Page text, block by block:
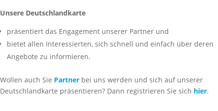
Unsere Deutschlandkarte
präsentiert das Engagement unserer Partner und
bietet allen Interessierten, sich schnell und einfach über deren
Angebote zu informieren.
Wollen auch Sie Partner bei uns werden und sich auf unserer
Deutschlandkarte präsentieren? Dann registrieren Sie sich hier.